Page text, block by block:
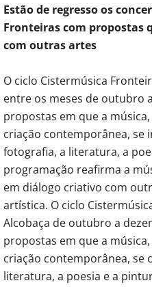
Estão de regresso os
Fronteiras com propostas
com outras artes
O ciclo Cistermúsica
entre os meses de outubro
propostas em que a
criação contemporânea, se
fotografia, a literatura, a
programação reafirma a
em diálogo criativo com
artística. O ciclo
Alcobaça de outubro a
propostas em que a
criação contemporânea, se
literatura, a poesia e a